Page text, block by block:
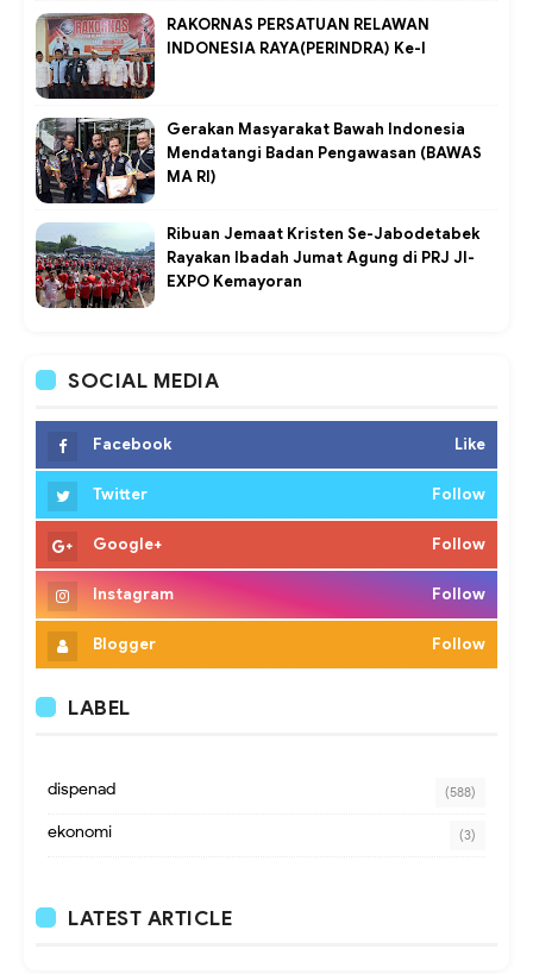
RAKORNAS PERSATUAN RELAWAN
INDONESIA RAYA(PERINDRA) Ke-I
Gerakan Masyarakat Bawah Indonesia
Mendatangi Badan Pengawasan (BAWAS
MA RI)
Ribuan Jemaat Kristen Se-Jabodetabek
Rayakan Ibadah Jumat Agung di PRJ JI-
EXPO Kemayoran
SOCIAL MEDIA
Facebook Like
Twitter Follow
Google+ Follow
Instagram Follow
Blogger Follow
LABEL
dispenad (588)
ekonomi (3)
LATEST ARTICLE